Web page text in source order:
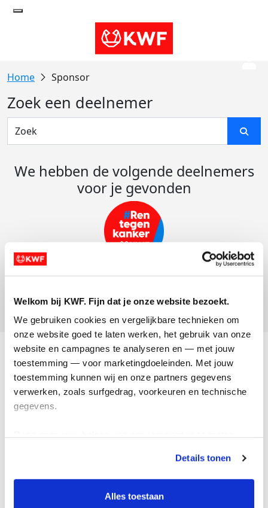
Welkom bij KWF. Fijn dat je onze website bezoekt.
We gebruiken cookies en vergelijkbare technieken om
onze website goed te laten werken, het gebruik van onze
website en campagnes te analyseren en — met jouw
toestemming — voor marketingdoeleinden. Met jouw
toestemming kunnen wij en onze partners gegevens
verwerken, zoals surfgedrag, voorkeuren en technische
gegevens.
tonen. Je kunt je toestemming op elk moment wijzigen of
intrekken via Cookie instellingen onderaan de pagina. De
lijst met cookies is te vinden in het tabblad “details”.
Details tonen
Alles toestaan
Sponsor
Zoek een deelnemer
We hebben de volgende deelnemers
voor je gevonden
Opgehaald:
Acties
Actiematerialen
Evenementen
Kom in actie
Cookie instellingen